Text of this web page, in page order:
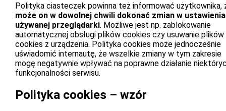
Polityka ciasteczek powinna też informować użytkownika,
może on w dowolnej chwili dokonać zmian w
używanej przeglądarki. Możliwe jest np. zablokowanie
automatycznej obsługi plików cookies czy usuwanie plików
cookies z urządzenia. Polityka cookies może jednocześnie
uświadomić internautę, że wszelkie zmiany w tym zakresie
mogę negatywnie wpływać na poprawne działanie
funkcjonalności serwisu.
Polityka cookies – wzór